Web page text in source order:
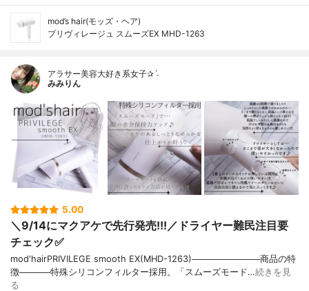
mod’s hair(モッズ・ヘア)
プリヴィレージュ スムーズEX MHD-1263
アラサー美容大好き系女子✰ˊ˗
みみりん
5.00
＼9/14にマクアケで先行発売!!!／ドライヤー難民注目要
チェック✅
mod'hairPRIVILEGE smooth EX(MHD-1263)───────────商品の特
徴─────特殊シリコンフィルター採用。「スムーズモード…続きを見
る